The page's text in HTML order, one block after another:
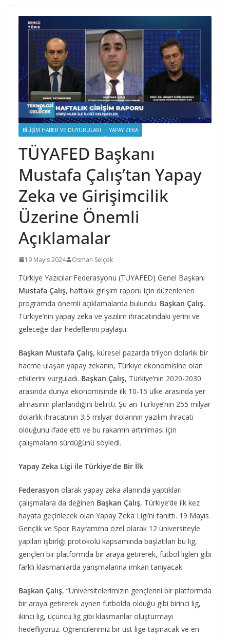
BILIŞIM HABER VE DUYURULARI YAPAY ZEKA
TÜYAFED Başkanı
Mustafa Çalış’tan Yapay
Zeka ve Girişimcilik
Üzerine Önemli
Açıklamalar
19 Mayıs 2024 Osman Selçok
Türkiye Yazıcılar Federasyonu (TÜYAFED) Genel Başkanı
Mustafa Çalış, haftalık girişim raporu için düzenlenen
programda önemli açıklamalarda bulundu. Başkan Çalış,
Türkiye’nin yapay zeka ve yazılım ihracatındaki yerini ve
geleceğe dair hedeflerini paylaştı.
Başkan Mustafa Çalış, küresel pazarda trilyon dolarlık bir
hacme ulaşan yapay zekanın, Türkiye ekonomisine olan
etkilerini vurguladı. Başkan Çalış, Türkiye’nin 2020-2030
arasında dünya ekonomisinde ilk 10-15 ülke arasında yer
almasının planlandığını belirtti. Şu an Türkiye’nin 255 milyar
dolarlık ihracatının 3,5 milyar dolarının yazılım ihracatı
olduğunu ifade etti ve bu rakamın artırılması için
çalışmaların sürdüğünü söyledi.
Yapay Zeka Ligi ile Türkiye’de Bir İlk
Federasyon olarak yapay zeka alanında yaptıkları
çalışmalara da değinen Başkan Çalış, Türkiye’de ilk kez
hayata geçirilecek olan Yapay Zeka Ligi’ni tanıttı. 19 Mayıs
Gençlik ve Spor Bayramı’na özel olarak 12 üniversiteyle
yapılan işbirliği protokolü kapsamında başlatılan bu lig,
gençleri bir platformda bir araya getirerek, futbol ligleri gibi
farklı klasmanlarda yarışmalarına imkan tanıyacak.
Başkan Çalış, “Üniversitelerimizin gençlerini bir platformda
bir araya getirerek aynen futbolda olduğu gibi birinci lig,
ikinci lig, üçüncü lig gibi klasmanlar oluşturmayı
hedefliyoruz. Öğrencilerimiz bir üst lige taşınacak ve en